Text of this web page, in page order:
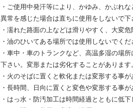
・ご使用中発汗等により、かゆみ、かぶれな
異常を感じた場合は直ちに使用をしないで下
・濡れた路面の上などは滑りやすく、大変危
・油のひいてある場所では使用しないでくだ
・車中・車のトランクなど、高温多湿の場
下さい。変形または劣化することがあります。
・火のそばに置くと軟化または変形する事が
・長時間、日向に置くと変色や変形する事が
・はっ水・防汚加工は時間経過とともに低